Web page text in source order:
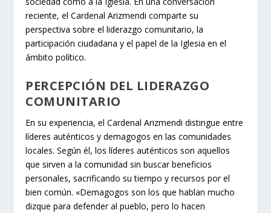
reciente, el Cardenal Arizmendi comparte su
perspectiva sobre el liderazgo comunitario, la
participación ciudadana y el papel de la Iglesia en el
ámbito político.
PERCEPCIÓN DEL LIDERAZGO
COMUNITARIO
En su experiencia, el Cardenal Arizmendi distingue entre
líderes auténticos y demagogos en las comunidades
locales. Según él, los líderes auténticos son aquellos
que sirven a la comunidad sin buscar beneficios
personales, sacrificando su tiempo y recursos por el
bien común. «Demagogos son los que hablan mucho
dizque para defender al pueblo, pero lo hacen